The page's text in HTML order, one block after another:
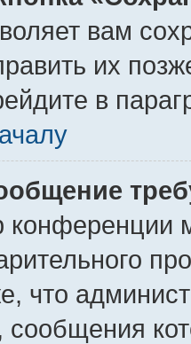
вам
их
в
конференции
что
сообщения